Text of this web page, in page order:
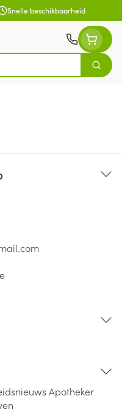
Snelle beschikbaarheid
Zoek
Apotheker